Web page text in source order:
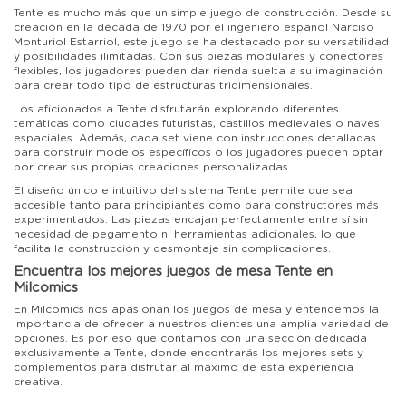
Tente es mucho más que un simple juego de construcción. Desde su
creación en la década de 1970 por el ingeniero español Narciso
Monturiol Estarriol, este juego se ha destacado por su versatilidad
y posibilidades ilimitadas. Con sus piezas modulares y conectores
flexibles, los jugadores pueden dar rienda suelta a su imaginación
para crear todo tipo de estructuras tridimensionales.
Los aficionados a Tente disfrutarán explorando diferentes
temáticas como ciudades futuristas, castillos medievales o naves
espaciales. Además, cada set viene con instrucciones detalladas
para construir modelos específicos o los jugadores pueden optar
por crear sus propias creaciones personalizadas.
El diseño único e intuitivo del sistema Tente permite que sea
accesible tanto para principiantes como para constructores más
experimentados. Las piezas encajan perfectamente entre sí sin
necesidad de pegamento ni herramientas adicionales, lo que
facilita la construcción y desmontaje sin complicaciones.
Encuentra los mejores juegos de mesa Tente en
Milcomics
En Milcomics nos apasionan los juegos de mesa y entendemos la
importancia de ofrecer a nuestros clientes una amplia variedad de
opciones. Es por eso que contamos con una sección dedicada
exclusivamente a Tente, donde encontrarás los mejores sets y
complementos para disfrutar al máximo de esta experiencia
creativa.